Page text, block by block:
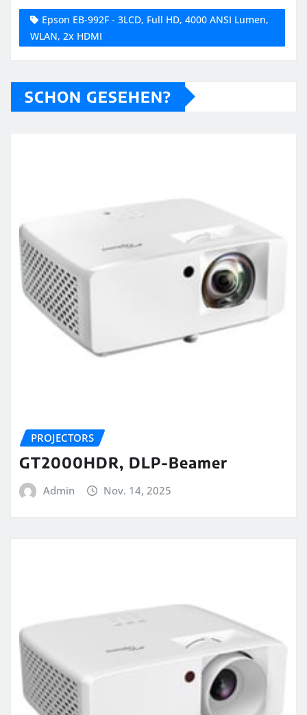
Epson EB-992F - 3LCD, Full HD, 4000 ANSI Lumen,
WLAN, 2x HDMI
SCHON GESEHEN?
PROJECTORS
GT2000HDR, DLP-Beamer
Admin Nov. 14, 2025